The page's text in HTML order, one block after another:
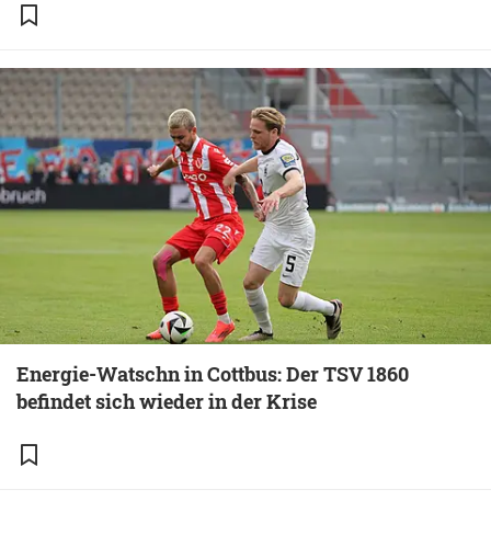
Energie-Watschn in Cottbus: Der TSV 1860
befindet sich wieder in der Krise